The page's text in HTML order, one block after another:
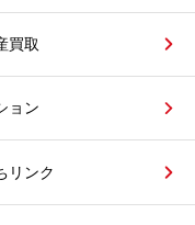
買取
ョン
リンク